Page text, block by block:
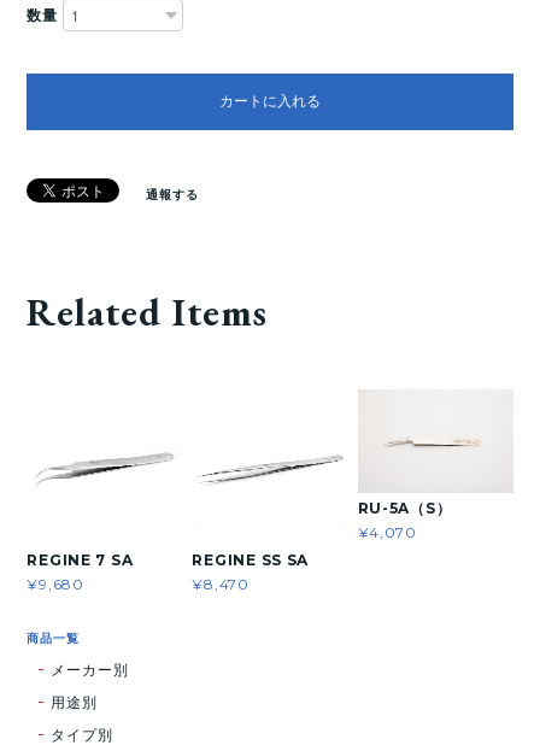
数量
カートに入れる
通報する
Related Items
REGINE 7 SA
¥9,680
REGINE SS SA
¥8,470
RU-5A（S）
¥4,070
商品一覧
メーカー別
用途別
タイプ別